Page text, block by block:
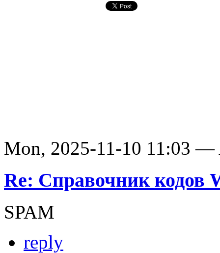
Mon, 2025-11-10 11:03 —
Re: Справочник кодов
SPAM
reply